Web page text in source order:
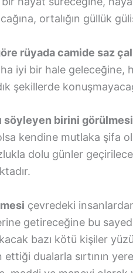
ortalığın güllük
rüyada camide saz
iyi bir hale geleceğine,
şekillerde
söyleyen birini görülmesi
kendine mutlaka şifa
dolu günler
çevredeki
getireceğine bu
bazı kötü kişiler
ettiği dualarla sırtının